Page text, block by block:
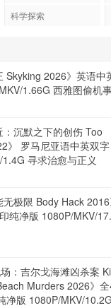
科学探索
Skyking 2026》英语中
1.66G 西雅图偷机
沉默之下的创伤 Too
》 罗马尼亚语中英双
寻求治愈与正义
极限 Body Hack
纯净版 1080P/MKV/
：吉尔戈海滩凶杀案
Murders 2026》
净版 1080P/MKV/